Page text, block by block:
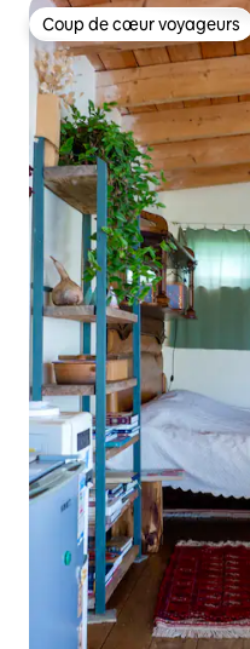
Coup de cœur voyageurs
Coup de cœur voyageurs